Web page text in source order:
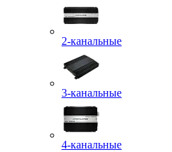
2-канальные
3-канальные
4-канальные